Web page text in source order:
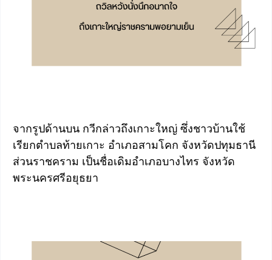
จากรูปด้านบน กวีกล่าวถึงเกาะใหญ่ ซึ่งชาวบ้านใช้
เรียกตำบลท้ายเกาะ อำเภอสามโคก จังหวัดปทุมธานี
ส่วนราชคราม เป็นชื่อเดิมอำเภอบางไทร จังหวัด
พระนครศรีอยุธยา